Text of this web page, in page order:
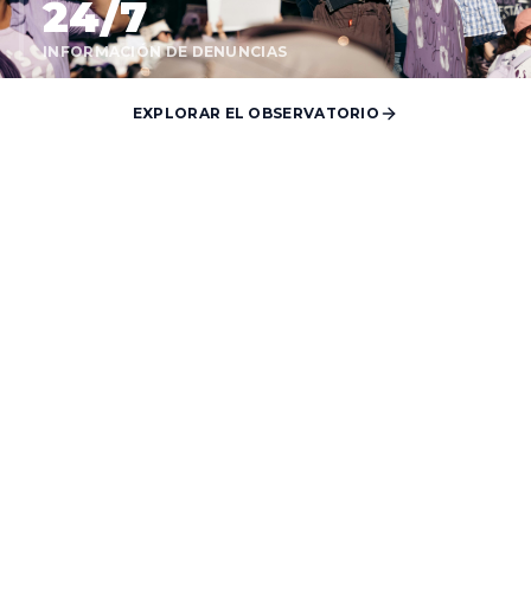
24/7
INFORMACIÓN DE DENUNCIAS
EXPLORAR EL OBSERVATORIO